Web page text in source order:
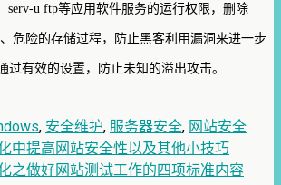
u ftp等应用软件服务的运行权限，删除
危险的存储过程，防止黑客利用漏洞来进一步
过有效的设置，防止未知的溢出攻击。
, 安全维护, 服务器安全, 网站安全
中提高网站安全性以及其他小技巧
之做好网站测试工作的四项标准内容